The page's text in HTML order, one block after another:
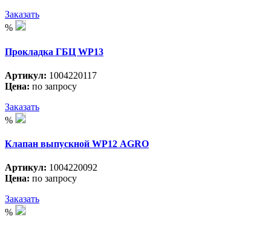
Заказать
%
Прокладка ГБЦ WP13
Артикул: 1004220117
Цена: по запросу
Заказать
%
Клапан выпускной WP12 АGRO
Артикул: 1004220092
Цена: по запросу
Заказать
%